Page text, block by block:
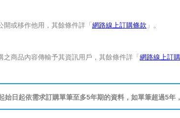
或移作他用，其餘條件詳「 網路線上訂購條款 」。
商品內容傳輸予其資訊用戶，其餘條件詳「 網路線上訂
始日起依需求訂購單筆至多5年期的資料，如單筆超過5年